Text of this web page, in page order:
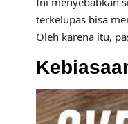
terkelupas bisa
Oleh karena itu,